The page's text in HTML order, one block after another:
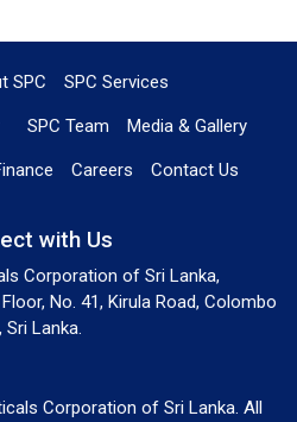
SPC SPC Services
SPC Team Media & Gallery
Careers Contact Us
with Us
Corporation of Sri Lanka,
Floor, No. 41, Kirula Road, Colombo
Sri Lanka.
Corporation of Sri Lanka. All